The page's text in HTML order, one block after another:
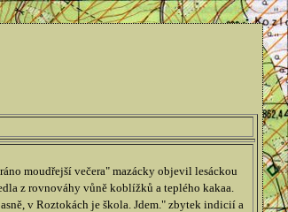
moudřejší večera" mazácky objevil lesáckou
z rovnováhy vůně koblížků a teplého kakaa.
v Roztokách je škola. Jdem." zbytek indicií a